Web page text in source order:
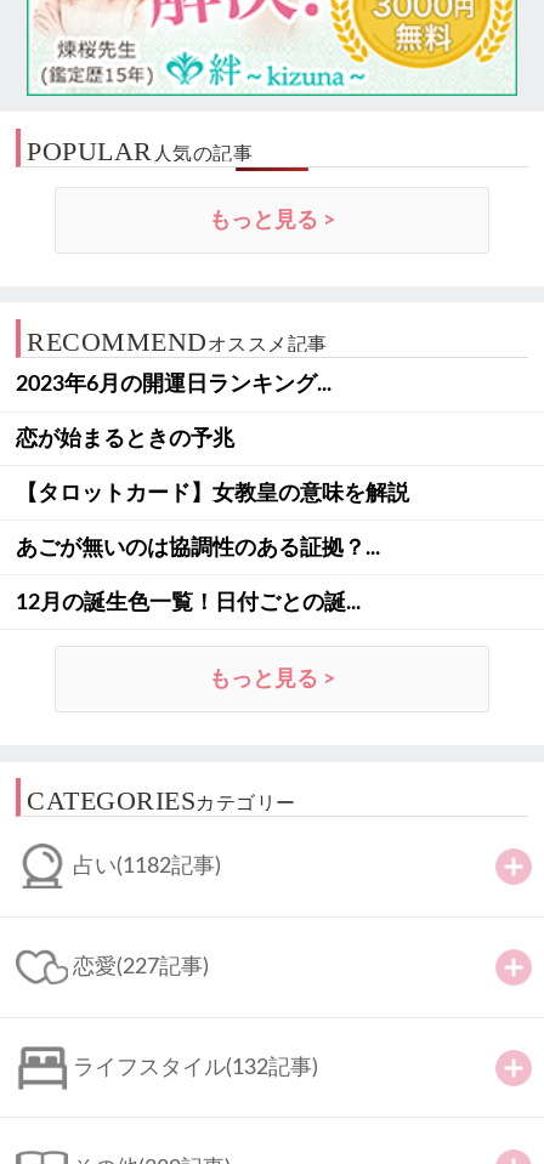
POPULAR 人気の記事
もっと見る >
RECOMMENDオススメ記事
2023年6月の開運日ランキング...
恋が始まるときの予兆
【タロットカード】女教皇の意味を解説
あごが無いのは協調性のある証拠？...
12月の誕生色一覧！日付ごとの誕...
もっと見る >
CATEGORIESカテゴリー
占い(1182記事)
恋愛(227記事)
ライフスタイル(132記事)